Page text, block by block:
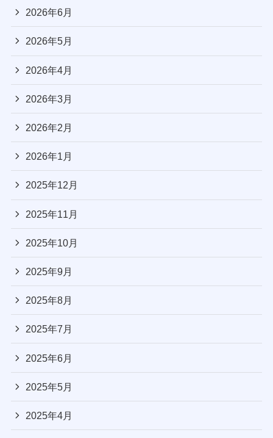
2026年6月
2026年5月
2026年4月
2026年3月
2026年2月
2026年1月
2025年12月
2025年11月
2025年10月
2025年9月
2025年8月
2025年7月
2025年6月
2025年5月
2025年4月